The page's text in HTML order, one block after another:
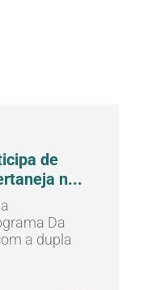
de
n...
Da
a dupla